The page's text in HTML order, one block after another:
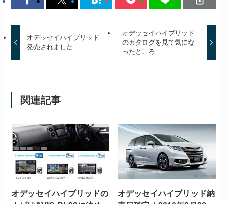
オデッセイハイブリッド
発売されました
オデッセイハイブリッド
のカタログを見て気にな
ったところ
関連記事
オデッセイハイブリッドの
オデッセイハイブリッド納